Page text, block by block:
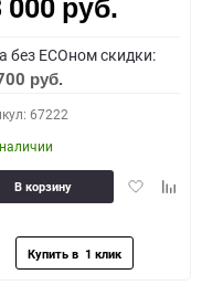
000 руб.
без ECOном скидки:
руб.
67222
Добавить
В корзину